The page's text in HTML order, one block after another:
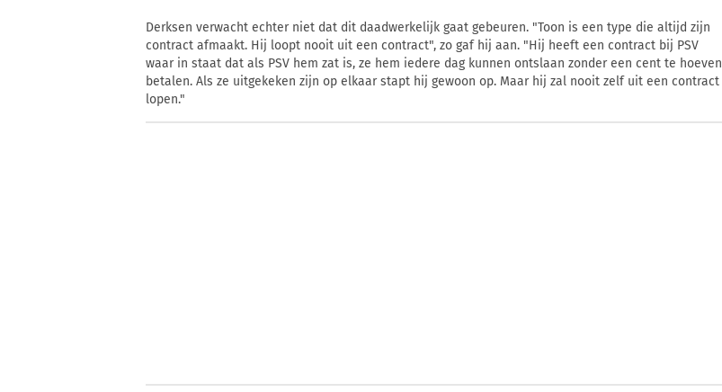
Derksen verwacht echter niet dat dit daadwerkelijk gaat gebeuren. "Toon is een type die altijd zijn
contract afmaakt. Hij loopt nooit uit een contract", zo gaf hij aan. "Hij heeft een contract bij PSV
waar in staat dat als PSV hem zat is, ze hem iedere dag kunnen ontslaan zonder een cent te hoeven
betalen. Als ze uitgekeken zijn op elkaar stapt hij gewoon op. Maar hij zal nooit zelf uit een contract
lopen."